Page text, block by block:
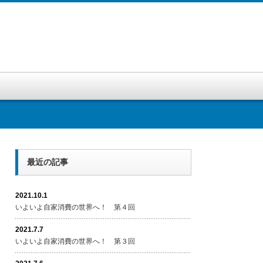
最近の記事
2021.10.1
いよいよ自家消費の世界へ！ 第４回
2021.7.7
いよいよ自家消費の世界へ！ 第３回